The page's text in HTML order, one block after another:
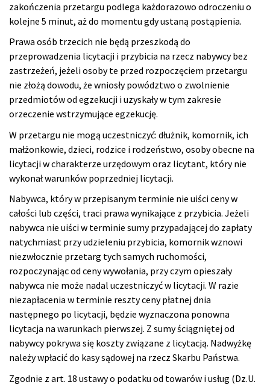
zakończenia przetargu podlega każdorazowo odroczeniu o
kolejne 5 minut, aż do momentu gdy ustaną postąpienia.
Prawa osób trzecich nie będą przeszkodą do
przeprowadzenia licytacji i przybicia na rzecz nabywcy bez
zastrzeżeń, jeżeli osoby te przed rozpoczęciem przetargu
nie złożą dowodu, że wniosły powództwo o zwolnienie
przedmiotów od egzekucji i uzyskały w tym zakresie
orzeczenie wstrzymujące egzekucję.
W przetargu nie mogą uczestniczyć: dłużnik, komornik, ich
małżonkowie, dzieci, rodzice i rodzeństwo, osoby obecne na
licytacji w charakterze urzędowym oraz licytant, który nie
wykonał warunków poprzedniej licytacji.
Nabywca, który w przepisanym terminie nie uiści ceny w
całości lub części, traci prawa wynikające z przybicia. Jeżeli
nabywca nie uiści w terminie sumy przypadającej do zapłaty
natychmiast przy udzieleniu przybicia, komornik wznowi
niezwłocznie przetarg tych samych ruchomości,
rozpoczynając od ceny wywołania, przy czym opieszały
nabywca nie może nadal uczestniczyć w licytacji. W razie
niezapłacenia w terminie reszty ceny płatnej dnia
następnego po licytacji, będzie wyznaczona ponowna
licytacja na warunkach pierwszej. Z sumy ściągniętej od
nabywcy pokrywa się koszty związane z licytacją. Nadwyżkę
należy wpłacić do kasy sądowej na rzecz Skarbu Państwa.
Zgodnie z art. 18 ustawy o podatku od towarów i usług (Dz.U.